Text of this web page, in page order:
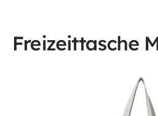
Freizeittasche